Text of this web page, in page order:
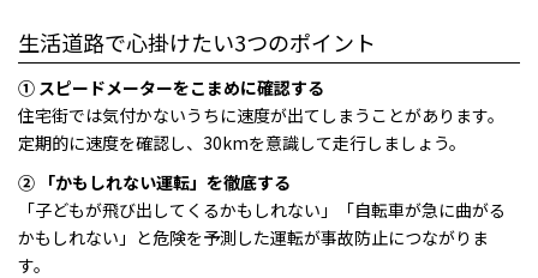
生活道路で心掛けたい3つのポイント
① スピードメーターをこまめに確認する
住宅街では気付かないうちに速度が出てしまうことがあります。
定期的に速度を確認し、30kmを意識して走行しましょう。
② 「かもしれない運転」を徹底する
「子どもが飛び出してくるかもしれない」「自転車が急に曲がる
かもしれない」と危険を予測した運転が事故防止につながりま
す。